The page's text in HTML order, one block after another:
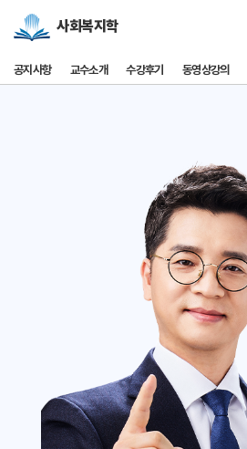
사회복지학
공지사항 교수소개 수강후기 동영상강의